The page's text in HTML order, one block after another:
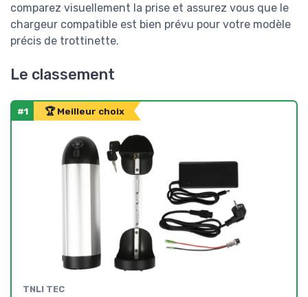
comparez visuellement la prise et assurez vous que le
chargeur compatible est bien prévu pour votre modèle
précis de trottinette.
Le classement
#1 🏆 Meilleur choix
TNLI TEC